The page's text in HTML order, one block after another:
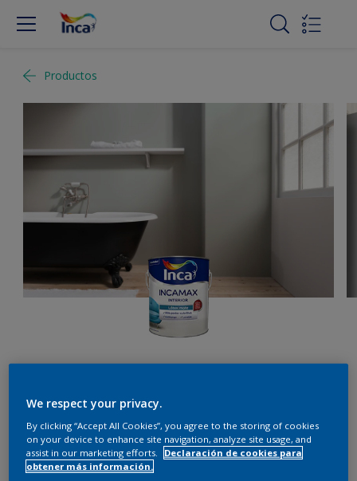
Productos
Andino - 09BB 77/019
Cambiar de color
We respect your privacy.
By clicking “Accept All Cookies”, you agree to the storing of cookies
on your device to enhance site navigation, analyze site usage, and
assist in our marketing efforts.
Declaración de cookies para
obtener más información.